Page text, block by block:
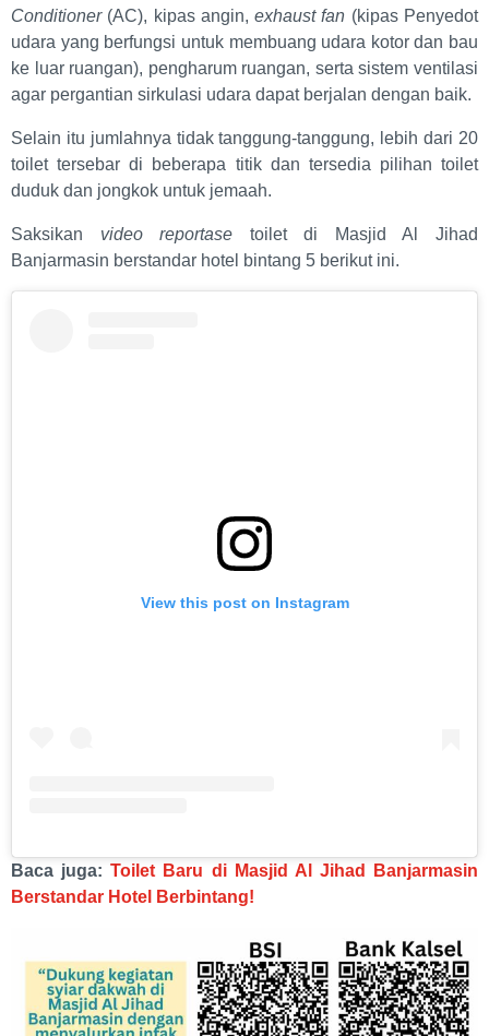
Conditioner(AC), kipas angin,exhaust fan (kipas Penyedot
udara yang berfungsi untuk membuang udara kotor dan bau
ke luar ruangan), pengharum ruangan, serta sistem ventilasi
agar pergantian sirkulasi udara dapat berjalan dengan baik.
Selain itu jumlahnya tidak tanggung-tanggung, lebih dari 20
toilet tersebar di beberapa titik dan tersedia pilihan toilet
duduk dan jongkok untuk jemaah.
Saksikan video reportase toilet di Masjid Al Jihad
Banjarmasin berstandar hotel bintang 5 berikut ini.
View this post on Instagram
Baca juga:Toilet Baru di Masjid Al Jihad Banjarmasin
Berstandar Hotel Berbintang!